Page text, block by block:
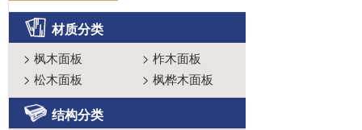
材质分类
> 枫木面板 > 柞木面板
> 松木面板 > 枫桦木面板
结构分类